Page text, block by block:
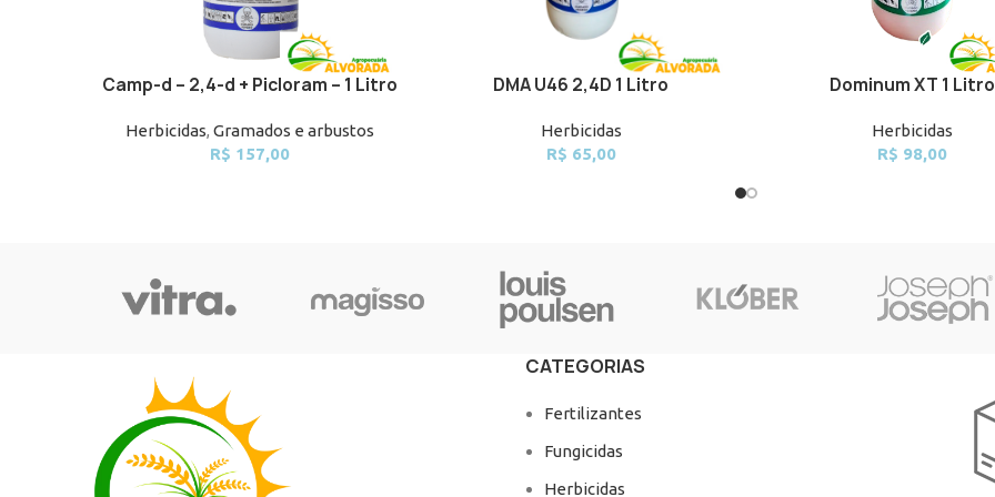
ADD TO CART
Camp-d – 2,4-d + Picloram – 1 Litro
Herbicidas, Gramados e arbustos
R$ 157,00
ADD TO CARTDMA U46 2,4D 1 Litro
Herbicidas
R$ 65,00
ADD TO CARTDominum XT 1 Litro
Herbicidas
R$ 98,00
CATEGORIAS
Fertilizantes
Fungicidas
Herbicidas